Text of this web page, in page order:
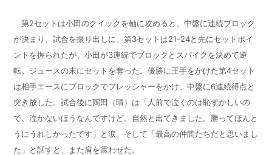
第2セットは小田のクイックを軸に攻めると、中盤に連続ブロック
が決まり、試合を振り出しに。第3セットは21-24と先にセットポイ
ントを握られたが、小田が3連続でブロックとスパイクを決めて逆
転。ジュースの末にセットを奪った。優勝に王手をかけた第4セット
は相手エースにブロックでプレッシャーをかけ、中盤に6連続得点と
突き放した。試合後に岡田（晴）は「人前で泣くのは恥ずかしいの
で、泣かないほうなんですけど。自然と出てきました。勝ってほんと
うにうれしかったです」と涙。そして「最高の仲間たちだと思いまし
た」と話すと、また肩を震わせた。